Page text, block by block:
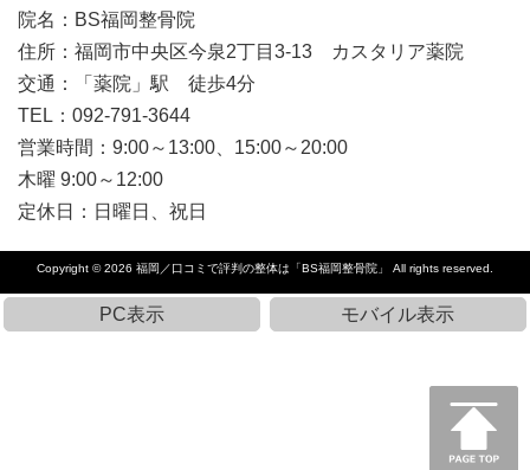
院名：BS福岡整骨院
住所：福岡市中央区今泉2丁目3-13 カスタリア薬院
交通：「薬院」駅 徒歩4分
TEL：092-791-3644
営業時間：9:00～13:00、15:00～20:00
木曜 9:00～12:00
定休日：日曜日、祝日
Copyright © 2026 福岡／口コミで評判の整体は「BS福岡整骨院」 All rights reserved.
PC表示 モバイル表示